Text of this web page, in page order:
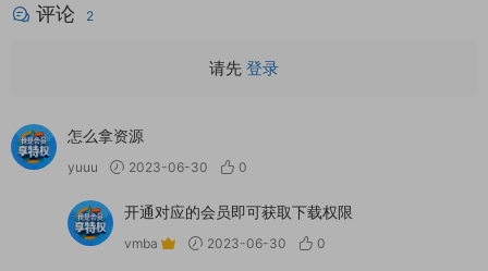
评论 2
请先 登录
怎么拿资源
yuuu 2023-06-30 0
开通对应的会员即可获取下载权限
vmba 2023-06-30 0